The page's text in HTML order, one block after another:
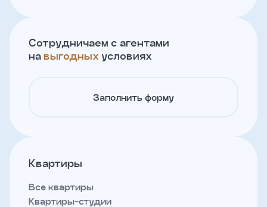
Сотрудничаем с агентами
на выгодных условиях
Заполнить форму
Квартиры
Все квартиры
Квартиры-студии